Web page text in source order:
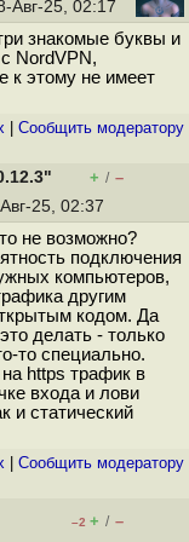
Авг-25, 02:17
знакомые буквы и
NordVPN,
к этому не имеет
Cообщить модератору
+ / –
25, 02:37
не возможно?
подключения
компьютеров,
другим
кодом. Да
делать - только
то специально.
https трафик в
входа и лови
и статический
Cообщить модератору
–2 + / –